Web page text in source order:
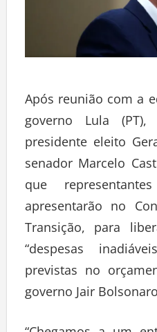
Após reunião com a
governo Lula
presidente eleito
senador Marcelo
que
apresentarão no
Transição, para
“despesas
previstas no
governo Jair